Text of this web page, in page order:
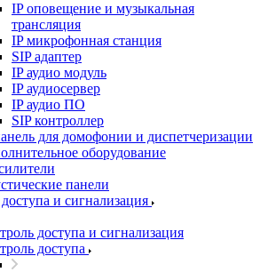
IP оповещение и музыкальная
трансляция
IP микрофонная станция
SIP адаптер
IP аудио модуль
IP аудиосервер
IP аудио ПО
SIP контроллер
для домофонии и диспетчеризации
оборудование
панели
и сигнализация
доступа и сигнализация
доступа